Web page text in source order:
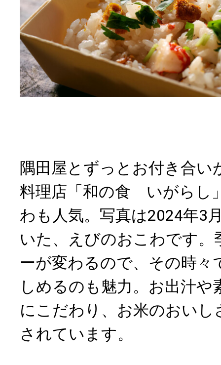
隅田屋とずっとお付き合い
料理店「和の食 いがらし
わも人気。写真は2024年3
いた、えびのおこわです。
ーが変わるので、その時々
しめるのも魅力。お出汁や
にこだわり、お米のおいし
されています。